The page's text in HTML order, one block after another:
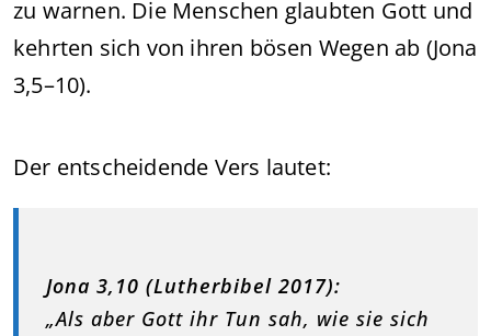
zu warnen. Die Menschen glaubten Gott und
kehrten sich von ihren bösen Wegen ab (Jona
3,5–10).
Der entscheidende Vers lautet:
Jona 3,10 (Lutherbibel 2017):
„Als aber Gott ihr Tun sah, wie sie sich